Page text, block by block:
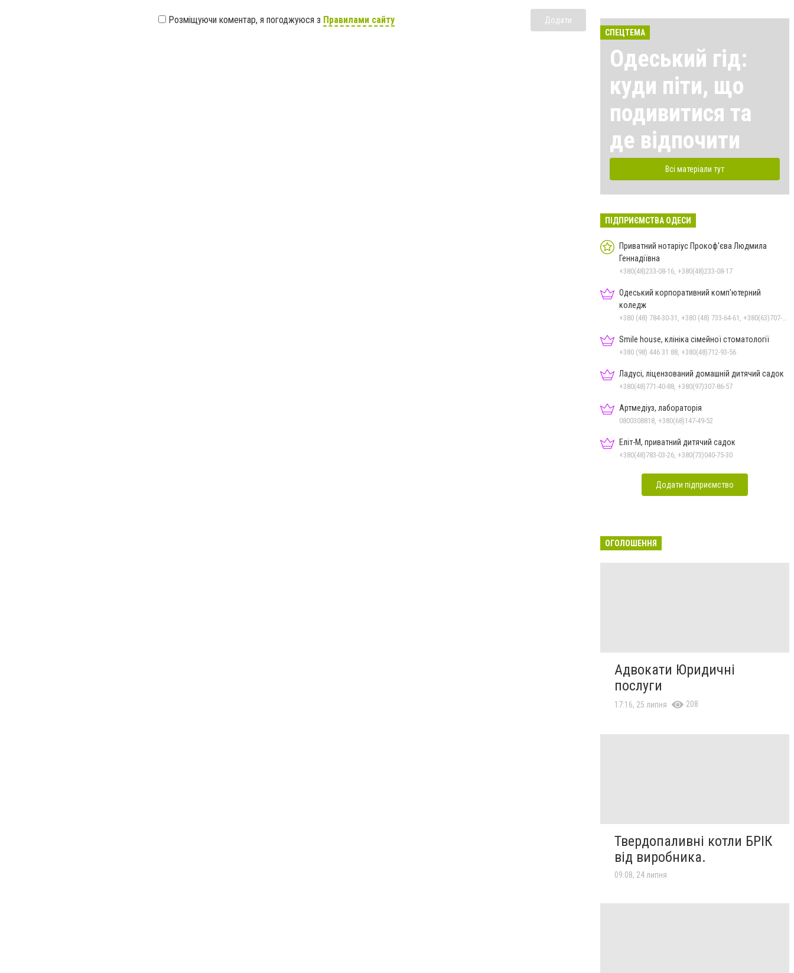
Розміщуючи коментар, я погоджуюся з Правилами сайту Додати
СПЕЦТЕМА
Одеський гід:
куди піти, що
подивитися та
де відпочити
Всі матеріали тут
ПІДПРИЄМСТВА ОДЕСИ
Приватний нотаріус Прокоф'єва Людмила
Геннадіївна
+380(48)233-08-16, +380(48)233-08-17
Одеський корпоративний комп'ютерний
коледж
Smile house, клініка сімейної стоматології
+380 (98) 446 31 88, +380(48)712-93-56
Ладусі, ліцензований домашній дитячий садок
+380(48)771-40-88, +380(97)307-86-57
Артмедіуз, лабораторія
0800308818, +380(68)147-49-52
Еліт-М, приватний дитячий садок
+380(48)783-03-26, +380(73)040-75-30
Додати підприємство
ОГОЛОШЕННЯ
Адвокати Юридичні
послуги
17:16, 25 липня 208
Твердопаливні котли БРІК
від виробника.
09:08, 24 липня